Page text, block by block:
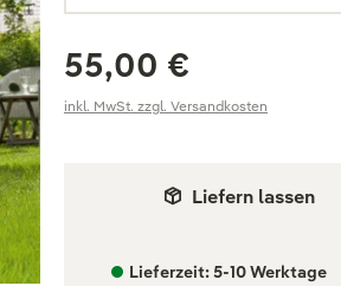
55,00 €
inkl. MwSt. zzgl. Versandkosten
Liefern lassen
Lieferzeit: 5-10 Werktage